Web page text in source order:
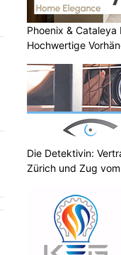
Phoenix & Cataleya
Hochwertige
Die Detektivin:
Zürich und Zug